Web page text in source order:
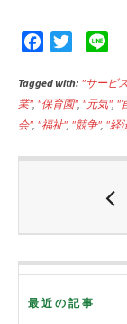
c
e
b
i
t
t
n
e
Tagged with: "サービ
業", "保育園", "元気", "
会", "福祉", "競争", "経
最近の記事